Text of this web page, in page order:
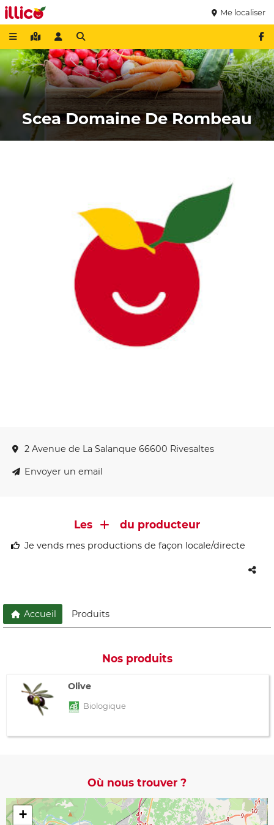
Me localiser
Scea Domaine De Rombeau
2 Avenue de La Salanque 66600 Rivesaltes
Envoyer un email
Les du producteur
Je vends mes productions de façon locale/directe
Accueil Produits
Nos produits
Olive
Biologique
Où nous trouver ?
+